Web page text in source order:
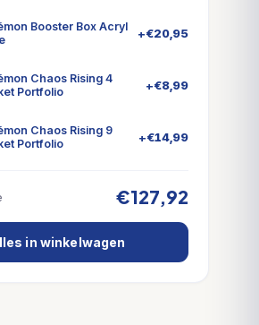
Booster Box Acryl
+€20,95
Chaos Rising 4
Portfolio
+€8,99
Chaos Rising 9
Portfolio
+€14,99
€127,92
in winkelwagen